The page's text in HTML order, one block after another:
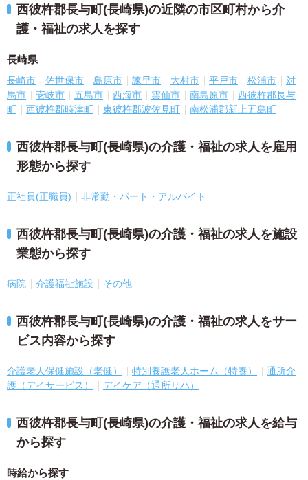
西彼杵郡長与町(長崎県)の近隣の市区町村から介
護・福祉の求人を探す
長崎県
長崎市 佐世保市 島原市 諫早市 大村市 平戸市 松浦市
対
馬市
壱岐市 五島市 西海市 雲仙市 南島原市
西彼杵郡長与
町
西彼杵郡時津町 東彼杵郡波佐見町 南松浦郡新上五島町
西彼杵郡長与町(長崎県)の介護・福祉の求人を雇用
形態から探す
正社員(正職員) 非常勤・パート・アルバイト
西彼杵郡長与町(長崎県)の介護・福祉の求人を施設
業態から探す
病院 介護福祉施設 その他
西彼杵郡長与町(長崎県)の介護・福祉の求人をサー
ビス内容から探す
介護老人保健施設（老健） 特別養護老人ホーム（特養）
通所介
護（デイサービス）
デイケア（通所リハ）
西彼杵郡長与町(長崎県)の介護・福祉の求人を給与
から探す
時給から探す